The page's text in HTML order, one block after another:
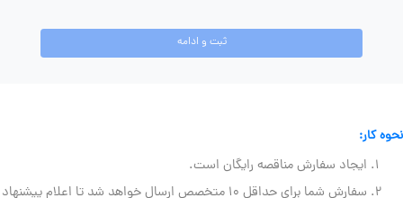
ثبت و ادامه
نحوه کار:
ایجاد سفارش مناقصه رایگان است.
سفارش شما برای حداقل ۱۰ متخصص ارسال خواهد شد تا اعلام پیشنهاد